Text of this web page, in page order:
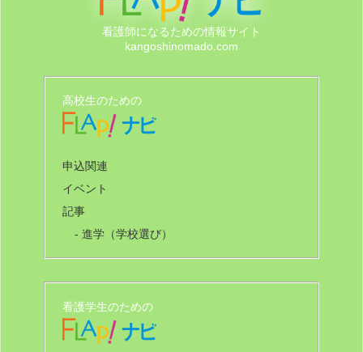
看護師になるための情報サイト
kangoshinomado.com
高校生のための
申込関連
イベント
記事
- 進学（学校選び）
看護学生のための